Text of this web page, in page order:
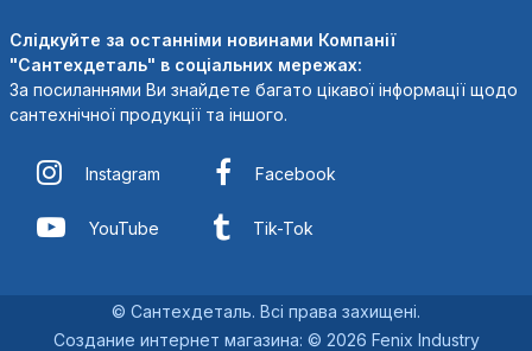
Слідкуйте за останніми новинами Компанії
"Сантехдеталь" в соціальних мережах:
За посиланнями Ви знайдете багато цікавої інформації щодо
сантехнічної продукції та іншого.
Instagram Facebook
YouTube Tik-Tok
© Сантехдеталь. Всі права захищені.
Создание интернет магазина: © 2026 Fenix Industry